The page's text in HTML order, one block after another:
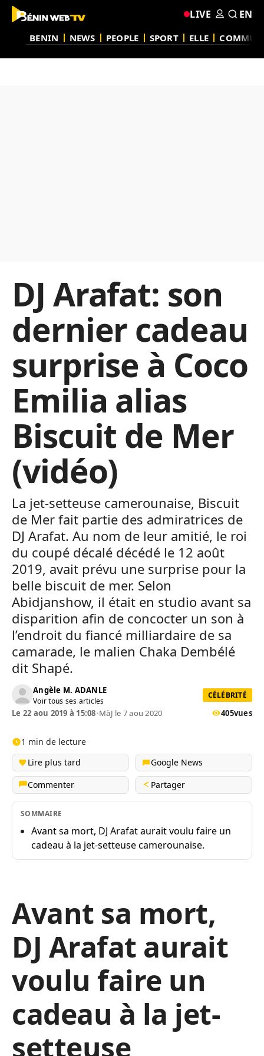
BENIN NEWS PEOPLE SPORT ELLE
LIVE EN
DJ Arafat: son
dernier cadeau
surprise à Coco
Emilia alias
Biscuit de Mer
(vidéo)
La jet-setteuse camerounaise, Biscuit
de Mer fait partie des admiratrices de
DJ Arafat. Au nom de leur amitié, le roi
du coupé décalé décédé le 12 août
2019, avait prévu une surprise pour la
belle biscuit de mer. Selon
Abidjanshow, il était en studio avant sa
disparition afin de concocter un son à
l’endroit du fiancé milliardaire de sa
camarade, le malien Chaka Dembélé
dit Shapé.
Angèle M. ADANLE
Voir tous ses articles
CÉLÉBRITÉ
Le 22 aou 2019 à 15:08•MàJ le 7 aou 2020 405vues
1 min de lecture
Lire plus tard
Google News
Commenter
Partager
SOMMAIRE
Avant sa mort, DJ Arafat aurait voulu faire un
cadeau à la jet-setteuse camerounaise.
Avant sa mort,
DJ Arafat aurait
voulu faire un
cadeau à la jet-
setteuse